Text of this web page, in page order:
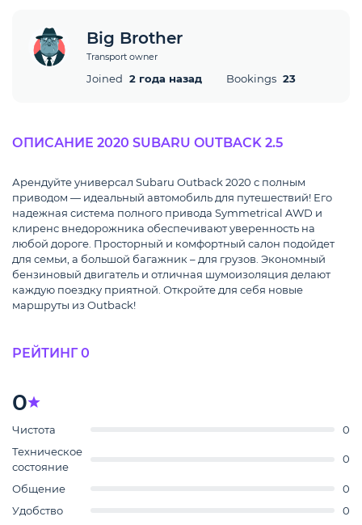
Big Brother
Transport owner
Joined 2 года назад Bookings 23
ОПИСАНИЕ 2020 SUBARU OUTBACK 2.5
Арендуйте универсал Subaru Outback 2020 с полным
приводом — идеальный автомобиль для путешествий! Его
надежная система полного привода Symmetrical AWD и
клиренс внедорожника обеспечивают уверенность на
любой дороге. Просторный и комфортный салон подойдет
для семьи, а большой багажник – для грузов. Экономный
бензиновый двигатель и отличная шумоизоляция делают
каждую поездку приятной. Откройте для себя новые
маршруты из Outback!
РЕЙТИНГ 0
0
Чистота
0
Техническое
состояние
0
Общение
0
Удобство
0